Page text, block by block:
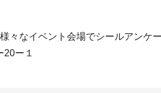
々なイベント会場でシールアンケ
ー１